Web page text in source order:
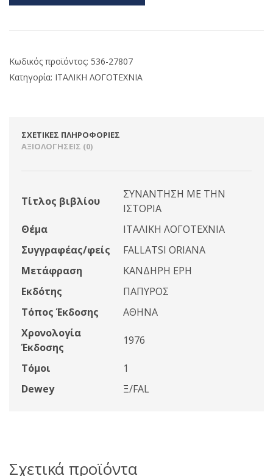
Κωδικός προϊόντος: 536-27807
Κατηγορία: ΙΤΑΛΙΚΗ ΛΟΓΟΤΕΧΝΙΑ
ΣΧΕΤΙΚΈΣ ΠΛΗΡΟΦΟΡΊΕΣ
ΑΞΙΟΛΟΓΉΣΕΙΣ (0)
Τίτλος βιβλίου
ΣΥΝΑΝΤΗΣΗ ΜΕ ΤΗΝ
ΙΣΤΟΡΙΑ
Θέμα
ΙΤΑΛΙΚΗ ΛΟΓΟΤΕΧΝΙΑ
Συγγραφέας/φείς
FALLATSI ORIANA
Μετάφραση
ΚΑΝΔΗΡΗ ΕΡΗ
Εκδότης
ΠΑΠΥΡΟΣ
Τόπος Έκδοσης
ΑΘΗΝΑ
Χρονολογία
Έκδοσης
1976
Τόμοι
1
Dewey
Ξ/FAL
Σχετικά προϊόντα